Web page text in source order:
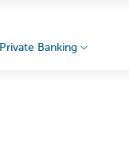
Private Banking